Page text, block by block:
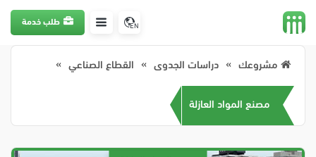
EN طلب خدمة
مشروعك دراسات الجدوى القطاع الصناعي
مصنع المواد العازلة